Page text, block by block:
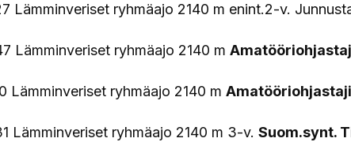
Lämminveriset ryhmäajo 2140 m enint.2-v.
Lämminveriset ryhmäajo 2140 m
Lämminveriset ryhmäajo 2140 m
Lämminveriset ryhmäajo 2140 m 3-v. Suom.synt.